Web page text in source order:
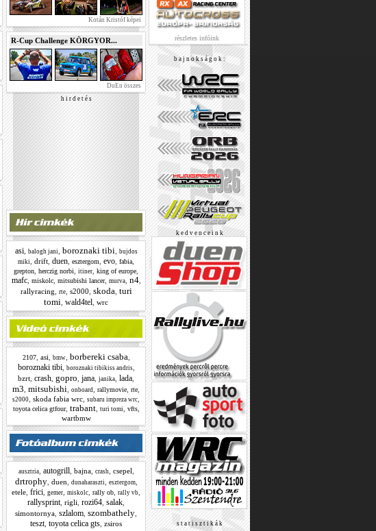
Kotán Kristóf képei
R-Cup Challenge KÖRGYOR...
DuEn összes
h i r d e t é s
asi, balogh jani boroznaki tibi
bujdos
miki drift duen esztergom evo fabia
grepton herczig norbi itiner king of europe
mafc, miskolc, mitsubishi lancer, murva, n4,
rallyracing
rte, s2000 skoda turi
tomi wald4tel wrc
2107, asi bmw, borbereki csaba
boroznaki tibi, boroznaki tibikiss andris,
bzrt crash gopro jana janika lada
m3 mitsubishi onboard rallymovie rte
s2000 skoda fabia wrc subaru impreza wrc
toyota celica gtfour, trabant, turi tomi vfts,
wartbmw
ausztria, autogrill bajna, crash csepel
drtrophy, duen dunaharaszti esztergom,
etele frici gemer miskolc rally ob rally vb
rallysprint rigli rozi64 salak
simontornya szlalom szombathely
teszt toyota celica gts zsiros
részletes infóink
b a j n o k s á g o k :
k e d v e n c e i n k
s t a t i s z t i k á k